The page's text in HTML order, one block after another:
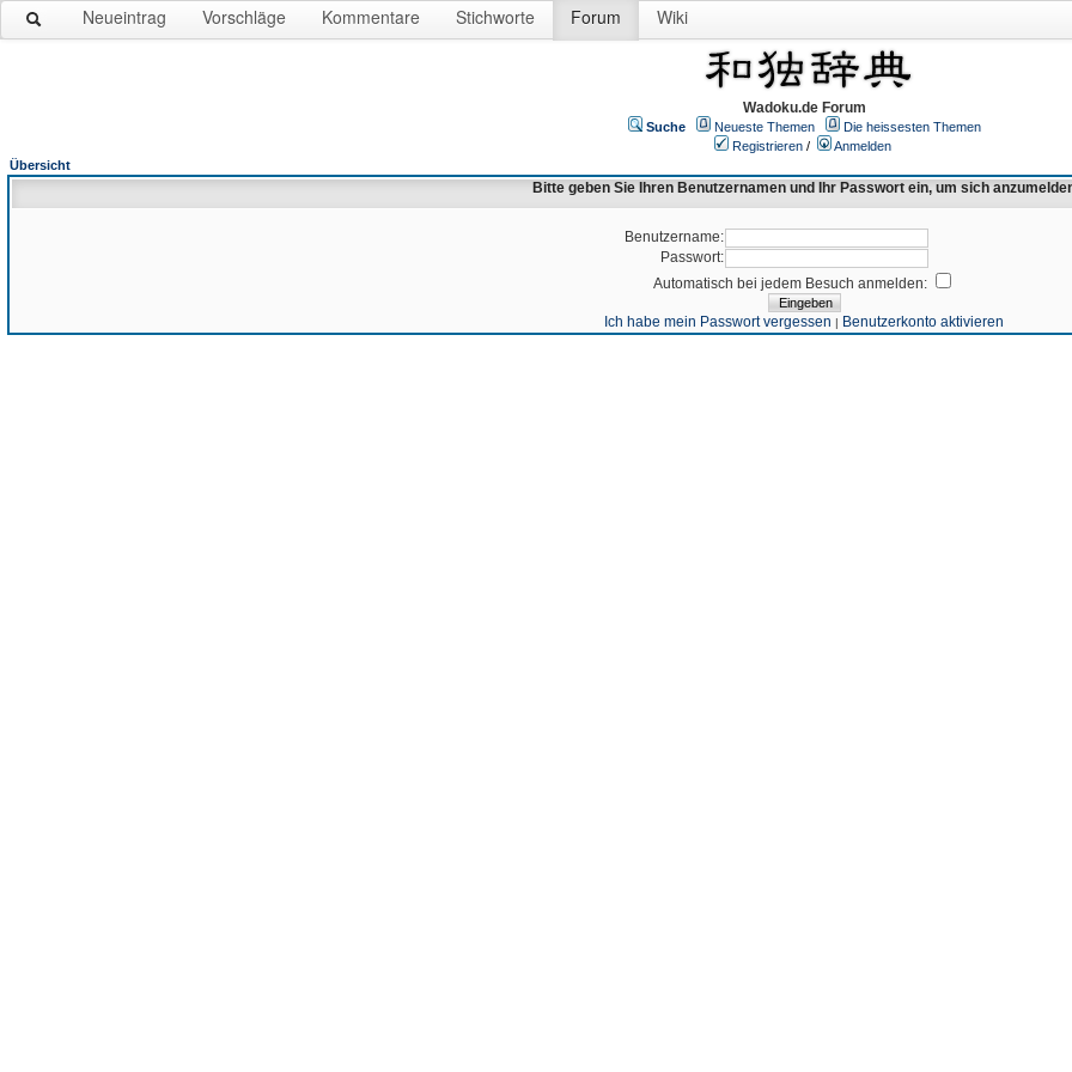
Neueintrag Vorschläge Kommentare Stichworte Forum Wiki
Wadoku.de Forum
Suche Neueste Themen
Die heissesten Themen
Registrieren /
Anmelden
Übersicht
Bitte geben Sie Ihren Benutzernamen und Ihr Passwort ein, um sich
Benutzername:
Passwort:
Automatisch bei jedem Besuch anmelden:
Ich habe mein Passwort vergessen | Benutzerkonto aktivieren